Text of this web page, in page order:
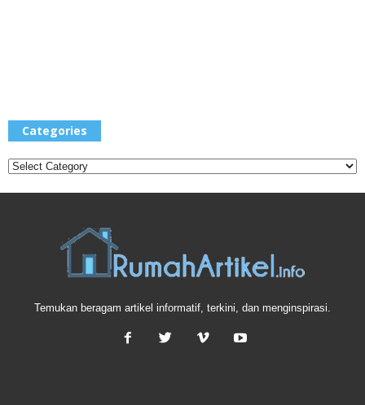
Categories
Temukan beragam artikel informatif, terkini, dan menginspirasi.